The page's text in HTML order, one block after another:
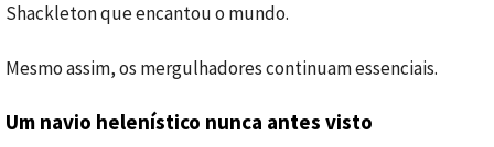
Shackleton que encantou o mundo.
Mesmo assim, os mergulhadores continuam essenciais.
Um navio helenístico nunca antes visto